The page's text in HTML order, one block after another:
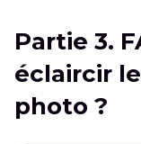
Partie 3.
éclaircir
photo ?